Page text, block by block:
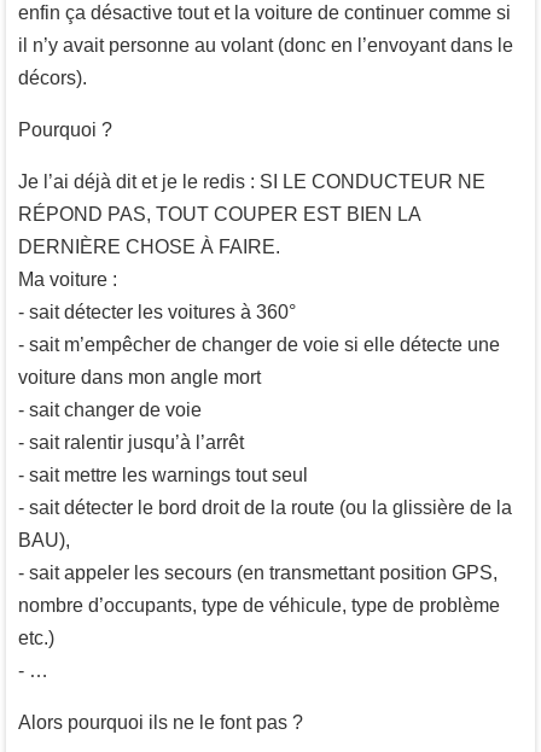
enfin ça désactive tout et la voiture de continuer comme si
il n’y avait personne au volant (donc en l’envoyant dans le
décors).
Pourquoi ?
Je l’ai déjà dit et je le redis : SI LE CONDUCTEUR NE
RÉPOND PAS, TOUT COUPER EST BIEN LA
DERNIÈRE CHOSE À FAIRE.
Ma voiture :
- sait détecter les voitures à 360°
- sait m’empêcher de changer de voie si elle détecte une
voiture dans mon angle mort
- sait changer de voie
- sait ralentir jusqu’à l’arrêt
- sait mettre les warnings tout seul
- sait détecter le bord droit de la route (ou la glissière de la
BAU),
- sait appeler les secours (en transmettant position GPS,
nombre d’occupants, type de véhicule, type de problème
etc.)
- …
Alors pourquoi ils ne le font pas ?